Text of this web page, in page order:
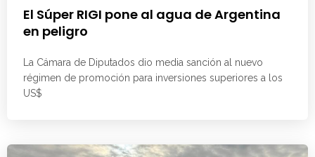
El Súper RIGI pone al agua de Argentina
en peligro
La Cámara de Diputados dio media sanción al nuevo
régimen de promoción para inversiones superiores a los
US$